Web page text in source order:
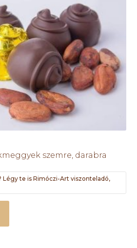
szemre, darabra
Légy te is Rimóczi-Art viszonteladó,